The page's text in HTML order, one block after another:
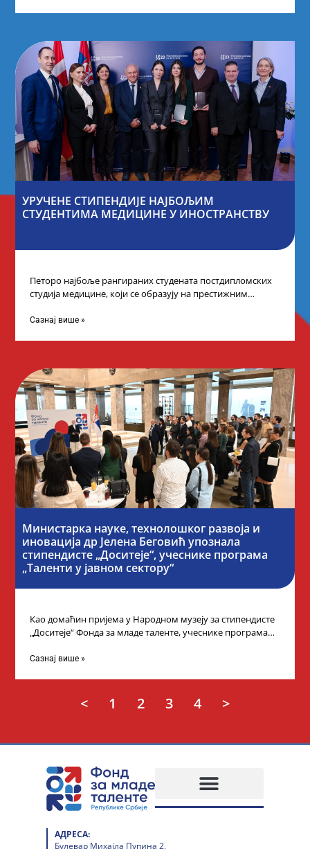
УРУЧЕНЕ СТИПЕНДИЈЕ НАЈБОЉИМ
СТУДЕНТИМА МЕДИЦИНЕ У ИНОСТРАНСТВУ
Петоро најбоље рангираних студената постдипломских
студија медицине, који се образују на престижним
стипендије од
Сазнај више »
Министарка науке, технолошког развоја и
иновација др Јелена Беговић упознала
стипендисте „Доситеје“, учеснике програма
„Таленти у јавном сектору“
Као домаћин пријема у Народном музеју за стипендисте
„Доситеје“ Фонда за младе таленте, учеснике програма
Сазнај више »
< 1 2 3 4 >
АДРЕСА:
Булевар Михајла Пупина 2,